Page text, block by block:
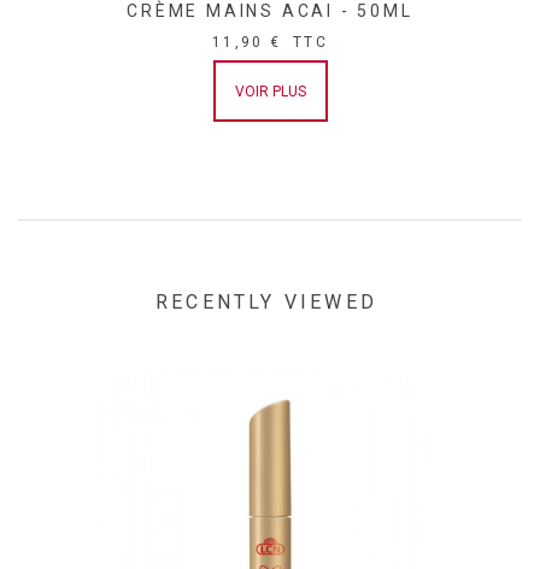
CRÈME MAINS ACAI - 50ML
11,90 € TTC
VOIR PLUS
RECENTLY VIEWED